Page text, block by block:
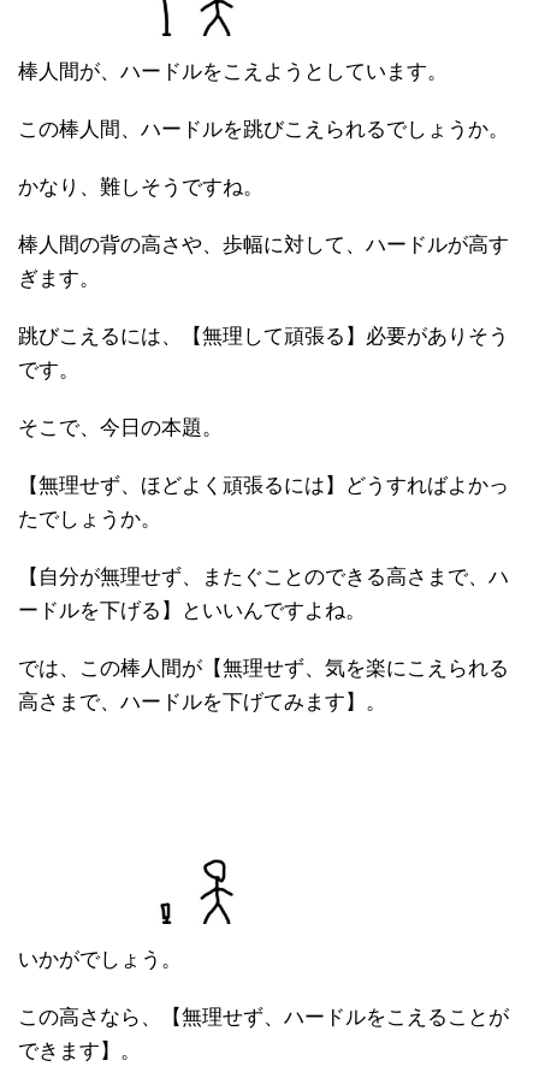
棒人間が、ハードルをこえようとしています。
この棒人間、ハードルを跳びこえられるでしょうか。
かなり、難しそうですね。
棒人間の背の高さや、歩幅に対して、ハードルが高す
ぎます。
跳びこえるには、【無理して頑張る】必要がありそう
です。
そこで、今日の本題。
【無理せず、ほどよく頑張るには】どうすればよかっ
たでしょうか。
【自分が無理せず、またぐことのできる高さまで、ハ
ードルを下げる】といいんですよね。
では、この棒人間が【無理せず、気を楽にこえられる
高さまで、ハードルを下げてみます】。
いかがでしょう。
この高さなら、【無理せず、ハードルをこえることが
できます】。